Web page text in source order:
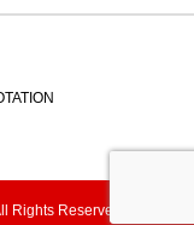
Rights Reserved.